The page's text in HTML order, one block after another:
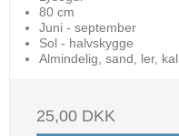
80 cm
Juni - september
Sol - halvskygge
Almindelig, sand, ler,
25,00 DKK